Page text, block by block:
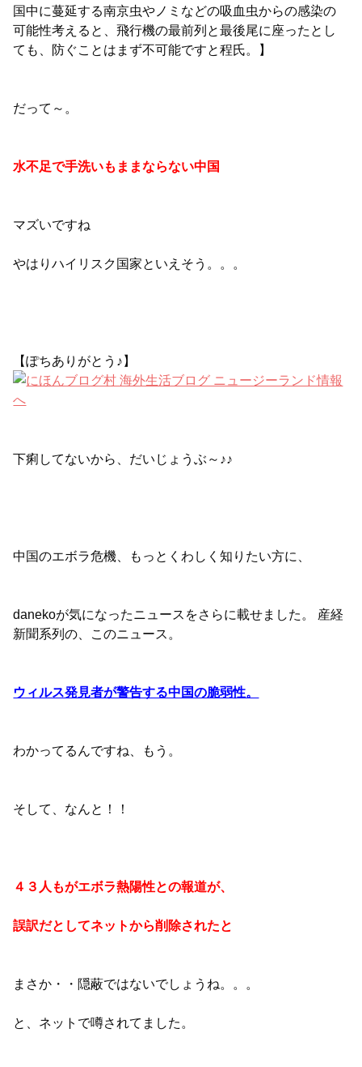
国中に蔓延する南京虫やノミなどの吸血虫からの感染の
可能性考えると、飛行機の最前列と最後尾に座ったとし
ても、防ぐことはまず不可能ですと程氏。】
だって～。
水不足で手洗いもままならない中国
マズいですね
やはりハイリスク国家といえそう。。。
【ぽちありがとう♪】
下痢してないから、だいじょうぶ～♪♪
中国のエボラ危機、もっとくわしく知りたい方に、
danekoが気になったニュースをさらに載せました。 産経
新聞系列の、このニュース。
ウィルス発見者が警告する中国の脆弱性。
わかってるんですね、もう。
そして、なんと！！
４３人もがエボラ熱陽性との報道が、
誤訳だとしてネットから削除されたと
まさか・・隠蔽ではないでしょうね。。。
と、ネットで噂されてました。